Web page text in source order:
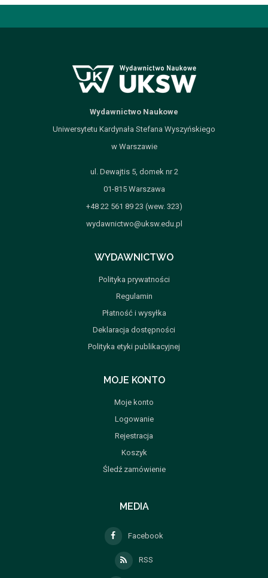
Wydawnictwo Naukowe
Uniwersytetu Kardynała Stefana Wyszyńskiego
w Warszawie
ul. Dewajtis 5, domek nr 2
01-815 Warszawa
+48 22 561 89 23 (wew. 323)
wydawnictwo@uksw.edu.pl
WYDAWNICTWO
Polityka prywatności
Regulamin
Płatność i wysyłka
Deklaracja dostępności
Polityka etyki publikacyjnej
MOJE KONTO
Moje konto
Logowanie
Rejestracja
Koszyk
Śledź zamówienie
MEDIA
Facebook
RSS